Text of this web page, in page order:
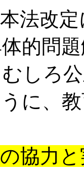
法改
的問
しろ
に、
協力